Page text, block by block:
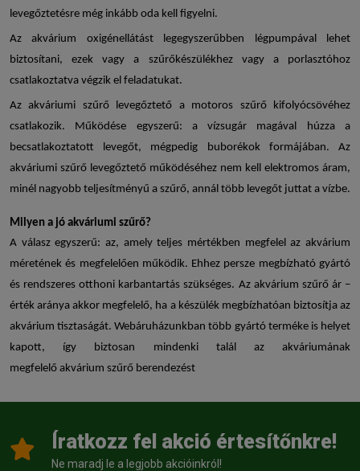
levegőztetésre még inkább oda kell figyelni.
Az akvárium oxigénellátást legegyszerűbben légpumpával lehet
biztosítani, ezek vagy a szűrőkészülékhez vagy a porlasztóhoz
csatlakoztatva végzik el feladatukat.
Azakváriumi szűrő levegőztető a motoros szűrő kifolyócsövéhez
csatlakozik. Működése egyszerű: a vízsugár magával húzza a
becsatlakoztatott levegőt, mégpedig buborékok formájában. Az
akváriumi szűrő levegőztető működéséhez nem kell elektromos áram,
minél nagyobb teljesítményű a szűrő, annál több levegőt juttat a vízbe.
Milyen a jó akváriumi szűrő?
A válasz egyszerű: az, amely teljes mértékben megfelel az akvárium
méretének és megfelelően működik. Ehhez persze megbízható gyártó
és rendszeres otthoni karbantartás szükséges. Az akvárium szűrő ár–
érték aránya akkor megfelelő, ha a készülék megbízhatóan biztosítja az
akvárium tisztaságát. Webáruházunkban több gyártó terméke is helyet
kapott, így biztosan mindenki talál az akváriumának
megfelelő akvárium szűrő berendezést
Íratkozz fel akció értesítőnkre!
Ne maradj le a legjobb akcióinkról!